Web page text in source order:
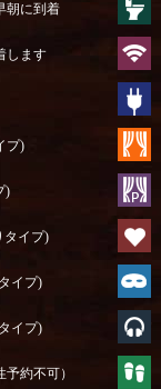
朝に到着
します
プ)
)
タイプ)
イプ)
イプ)
約不可）